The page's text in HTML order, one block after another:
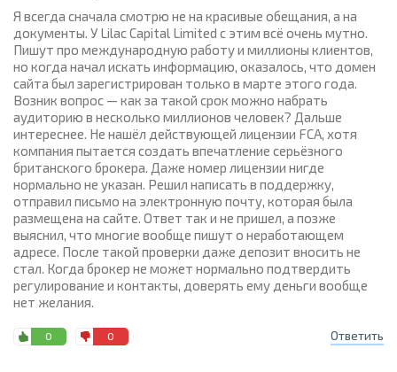
Я всегда сначала смотрю не на красивые обещания, а на
документы. У Lilac Capital Limited с этим всё очень мутно.
Пишут про международную работу и миллионы клиентов,
но когда начал искать информацию, оказалось, что домен
сайта был зарегистрирован только в марте этого года.
Возник вопрос — как за такой срок можно набрать
аудиторию в несколько миллионов человек? Дальше
интереснее. Не нашёл действующей лицензии FCA, хотя
компания пытается создать впечатление серьёзного
британского брокера. Даже номер лицензии нигде
нормально не указан. Решил написать в поддержку,
отправил письмо на электронную почту, которая была
размещена на сайте. Ответ так и не пришел, а позже
выяснил, что многие вообще пишут о неработающем
адресе. После такой проверки даже депозит вносить не
стал. Когда брокер не может нормально подтвердить
регулирование и контакты, доверять ему деньги вообще
нет желания.
0 0 Ответить